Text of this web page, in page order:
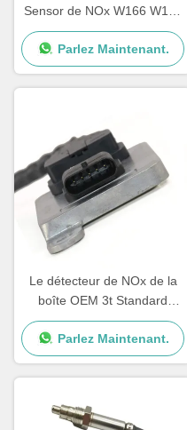
Sensor de NOx W166 W172
W205 W221 W212 C300
ML350
Parlez Maintenant.
Le détecteur de NOx de la
boîte OEM 3t Standard
Sprinter 12V A0009050008
5WK96681D
Parlez Maintenant.